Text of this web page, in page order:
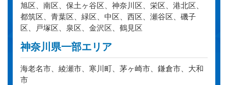
旭区、南区、保土ヶ谷区、神奈川区、栄区、港北区、
都筑区、青葉区、緑区、中区、西区、瀬谷区、磯子
区、戸塚区、泉区、金沢区、鶴見区
神奈川県一部エリア
海老名市、綾瀬市、寒川町、茅ヶ崎市、鎌倉市、大和
市